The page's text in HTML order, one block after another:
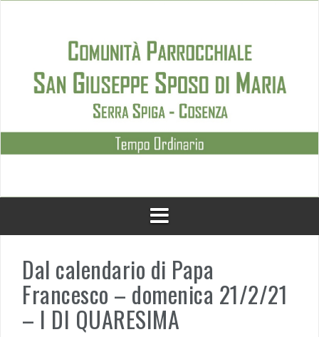
Dal calendario di Papa
Francesco – domenica 21/2/21
– I DI QUARESIMA